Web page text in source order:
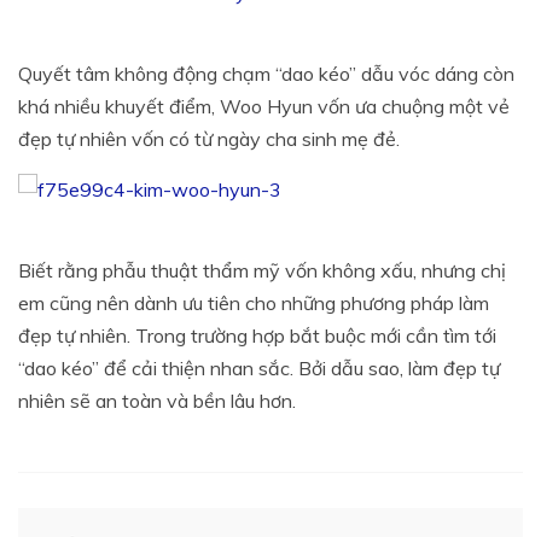
Quyết tâm không động chạm “dao kéo” dẫu vóc dáng còn
khá nhiều khuyết điểm, Woo Hyun vốn ưa chuộng một vẻ
đẹp tự nhiên vốn có từ ngày cha sinh mẹ đẻ.
Biết rằng phẫu thuật thẩm mỹ vốn không xấu, nhưng chị
em cũng nên dành ưu tiên cho những phương pháp làm
đẹp tự nhiên. Trong trường hợp bắt buộc mới cần tìm tới
“dao kéo” để cải thiện nhan sắc. Bởi dẫu sao, làm đẹp tự
nhiên sẽ an toàn và bền lâu hơn.